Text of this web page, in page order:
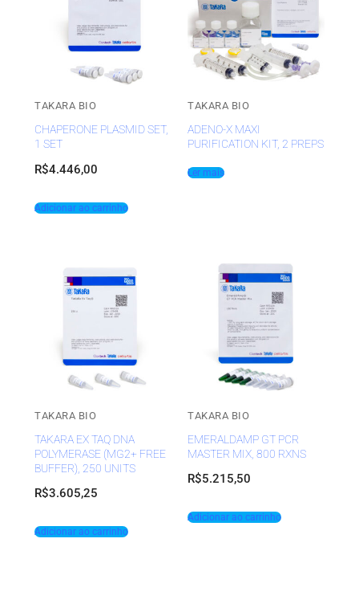
TAKARA BIO
CHAPERONE PLASMID SET,
1 SET
R$4.446,00
Adicionar ao carrinho
TAKARA BIO
ADENO-X MAXI
PURIFICATION KIT, 2 PREPS
Ler mais
TAKARA BIO
TAKARA EX TAQ DNA
POLYMERASE (MG2+ FREE
BUFFER), 250 UNITS
R$3.605,25
Adicionar ao carrinho
TAKARA BIO
EMERALDAMP GT PCR
MASTER MIX, 800 RXNS
R$5.215,50
Adicionar ao carrinho